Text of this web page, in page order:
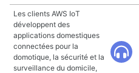
Les clients AWS IoT
développent des
applications domestiques
connectées pour la
domotique, la sécurité et la
surveillance du domicile,